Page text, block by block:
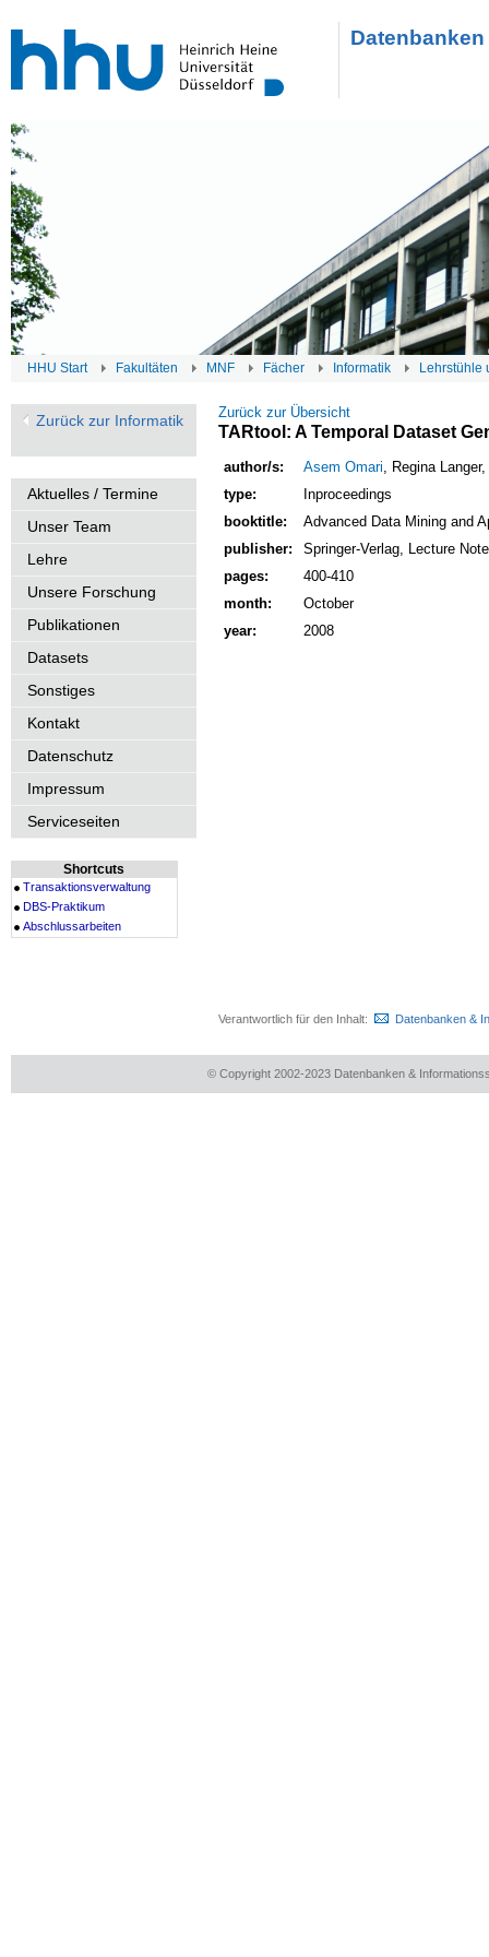
HHU Start Fakultäten MNF Fächer Informatik Lehrstühle
Zurück zur Informatik
Aktuelles / Termine
Unser Team
Lehre
Unsere Forschung
Publikationen
Datasets
Sonstiges
Kontakt
Datenschutz
Impressum
Serviceseiten
Shortcuts
Transaktionsverwaltung
DBS-Praktikum
Abschlussarbeiten
Zurück zur Übersicht
TARtool: A Temporal Dataset
author/s: Asem Omari, Regina Langer,
type:
Inproceedings
booktitle:
Advanced Data Mining and
publisher:
Springer-Verlag, Lecture
pages:
400-410
month:
October
year:
2008
Verantwortlich für den Inhalt: Datenbanken &
© Copyright 2002-2023 Datenbanken &